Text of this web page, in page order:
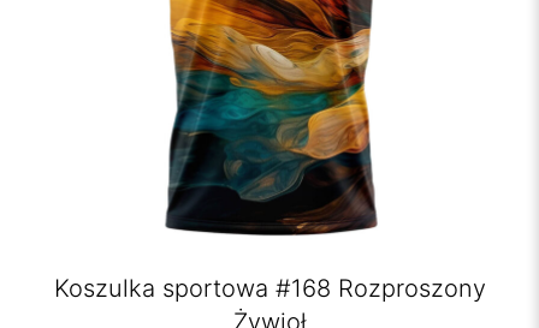
Koszulka sportowa #168 Rozproszony
Żywioł